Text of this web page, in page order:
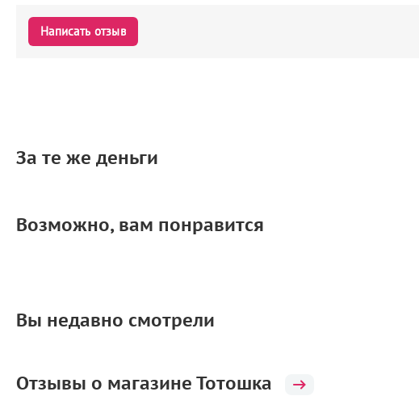
Написать отзыв
За те же деньги
Возможно, вам понравится
Вы недавно смотрели
Отзывы о магазине Тотошка